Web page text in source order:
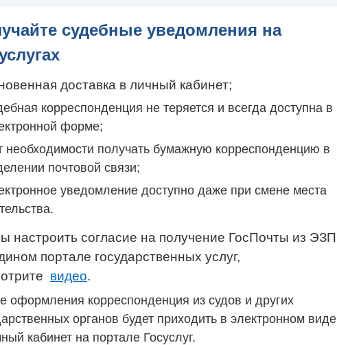
судебные уведомления на
доставка в личный кабинет;
корреспонденция не теряется и всегда доступна в
форме;
необходимости получать бумажную корреспонденцию в
почтовой связи;
уведомление доступно даже при смене места
настроить согласие на получение ГосПочты из ЭЗП
портале государственных услуг,
видео.
оформления корреспонденция из судов и других
органов будет приходить в электронном виде
кабинет на портале Госуслуг.